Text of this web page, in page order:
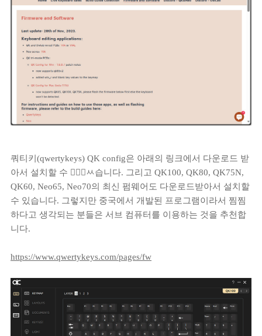
쿼티키(qwertykeys) QK config은 아래의 링크에서 다운로드 받
아서 설치할 수 ᅟᅵᆼㅆ습니다. 그리고 QK100, QK80, QK75N,
QK60, Neo65, Neo70의 최신 펌웨어도 다운로드받아서 설치할
수 있습니다. 그렇지만 중국에서 개발된 프로그램이라서 찜찜
하다고 생각되는 분들은 서브 컴퓨터를 이용하는 것을 추천합
니다.
https://www.qwertykeys.com/pages/fw